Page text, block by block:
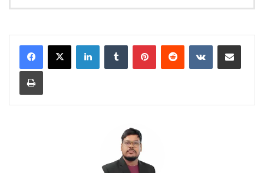
LinkedInTumblr PinterestReddit VKontakteShare via Email
Print